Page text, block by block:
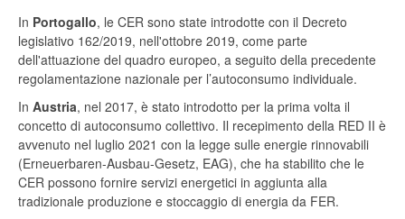
In Portogallo, le CER sono state introdotte con il Decreto
legislativo 162/2019, nell'ottobre 2019, come parte
dell'attuazione del quadro europeo, a seguito della precedente
regolamentazione nazionale per l’autoconsumo individuale.
In Austria, nel 2017, è stato introdotto per la prima volta il
concetto di autoconsumo collettivo. Il recepimento della RED II è
avvenuto nel luglio 2021 con la legge sulle energie rinnovabili
(Erneuerbaren-Ausbau-Gesetz, EAG), che ha stabilito che le
CER possono fornire servizi energetici in aggiunta alla
tradizionale produzione e stoccaggio di energia da FER.